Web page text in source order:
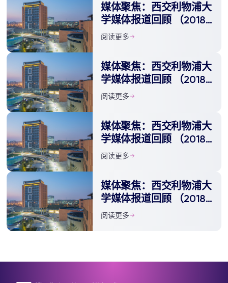
媒体聚焦：西交利物浦大
学媒体报道回顾 （2018
年6月）
阅读更多
媒体聚焦：西交利物浦大
学媒体报道回顾 （2018
年7月）
阅读更多
媒体聚焦：西交利物浦大
学媒体报道回顾 （2018
年8月）
阅读更多
媒体聚焦：西交利物浦大
学媒体报道回顾 （2018
年9月）
阅读更多